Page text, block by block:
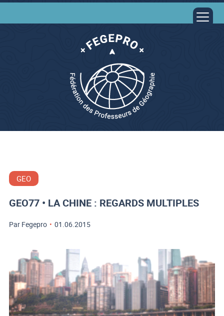
GEO
GEO77 • LA CHINE : REGARDS MULTIPLES
Par Fegepro • 01.06.2015